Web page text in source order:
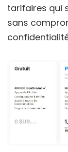
tarifaires qui
sans